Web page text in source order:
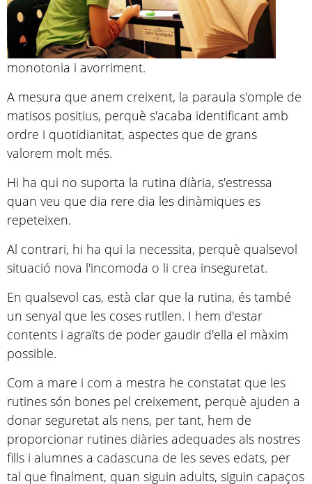
monotonia i avorriment.
A mesura que anem creixent, la paraula s'omple de
matisos positius, perquè s'acaba identificant amb
ordre i quotidianitat, aspectes que de grans
valorem molt més.
Hi ha qui no suporta la rutina diària, s'estressa
quan veu que dia rere dia les dinàmiques es
repeteixen.
Al contrari, hi ha qui la necessita, perquè qualsevol
situació nova l'incomoda o li crea inseguretat.
En qualsevol cas, està clar que la rutina, és també
un senyal que les coses rutllen. I hem d'estar
contents i agraïts de poder gaudir d'ella el màxim
possible.
Com a mare i com a mestra he constatat que les
rutines són bones pel creixement, perquè ajuden a
donar seguretat als nens, per tant, hem de
proporcionar rutines diàries adequades als nostres
fills i alumnes a cadascuna de les seves edats, per
tal que finalment, quan siguin adults, siguin capaços